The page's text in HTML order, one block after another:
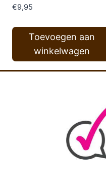
€9,95
Toevoegen aan
winkelwagen